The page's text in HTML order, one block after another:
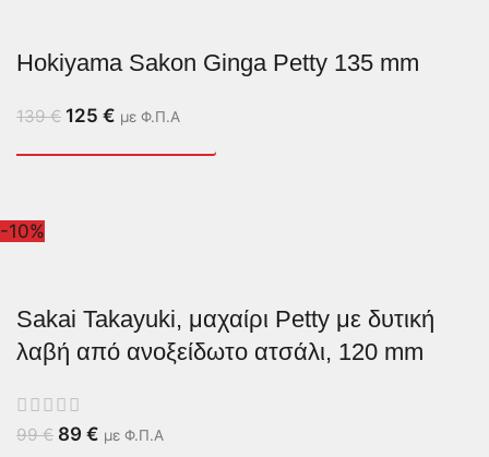
Hokiyama Sakon Ginga Petty 135 mm
139€ 125 € με Φ.Π.Α
-10%
Sakai Takayuki, μαχαίρι Petty με δυτική
λαβή από ανοξείδωτο ατσάλι, 120 mm
99€ 89 € με Φ.Π.Α